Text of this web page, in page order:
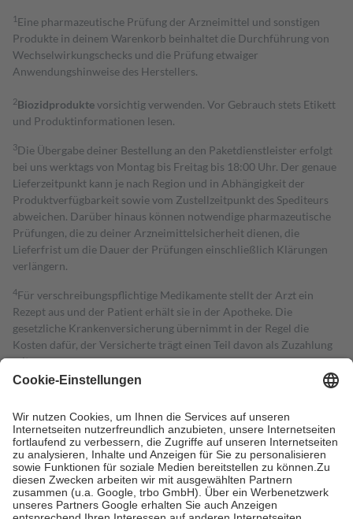
1 Eine pharmazeutische Prüfung der Arzneimittel und sonstigen
Produkte in deinem Warenkorb beinhaltet die Durchführung von
Wechselwirkungschecks und die Prüfung etwaiger
Anwendungshinweise des Herstellers.
2Biozidproduktevorsichtig verwenden. Vor Gebrauch stets Etikett
und Produktinformationen lesen.
3Die Übergabe deiner Bestellung an den Paketdienstleister erfolgt
bei uns werktags von Montag bis Freitag bis 18:00 Uhr. Der genaue
Lieferzeitpunkt kann je nach Region und in Abhängigkeit der
Produktverfügbarkeit sowie vom Zustellzeitpunkt des Spediteurs
abweichen. Darüber hinaus können notwendige pharmazeutische
Prüfungen, die zu deiner Arzneimittelsicherheit dienen, die
Lieferfrist um die Dauer der Prüfungen einschließlich Klärungen
verlängern.
4Für verschreibungspflichtige Medikamente stellt der Arzt ein
Rezept aus und der Patient erhält sie in der Apotheke. Die
gesetzliche Krankenversicherung übernimmt in der Regel die
Kosten dafür, der Versicherte trägt einen Teil davon als Zuzahlung
mit.
Grundsätzlich leisten Mitglieder Zuzahlungen in Höhe von zehn
höchstens zehn Euro.
Es sind jedoch nie mehr als die tatsächlichen
Kosten der Leistung zu entrichten.
Diese Regeln gelten grundsätzlich auch für Online-Apotheken.
Bei Heilmitteln und häuslicher Krankenpflege beträgt die
Zuzahlung zehn Prozent der Kosten sowie zehn Euro je
Verordnung.
Um das Engagement der Versicherten für ihre eigene Gesundheit zu